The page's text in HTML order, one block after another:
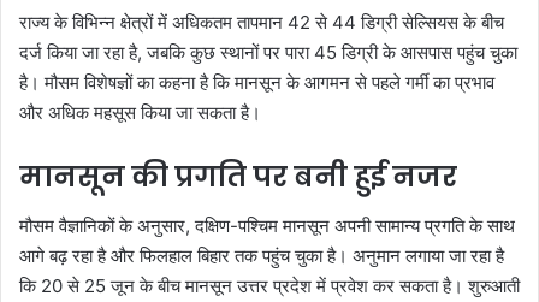
राज्य के विभिन्न क्षेत्रों में अधिकतम तापमान 42 से 44 डिग्री सेल्सियस के बीच
दर्ज किया जा रहा है, जबकि कुछ स्थानों पर पारा 45 डिग्री के आसपास पहुंच चुका
है। मौसम विशेषज्ञों का कहना है कि मानसून के आगमन से पहले गर्मी का प्रभाव
और अधिक महसूस किया जा सकता है।
मानसून की प्रगति पर बनी हुई नजर
मौसम वैज्ञानिकों के अनुसार, दक्षिण-पश्चिम मानसून अपनी सामान्य प्रगति के साथ
आगे बढ़ रहा है और फिलहाल बिहार तक पहुंच चुका है। अनुमान लगाया जा रहा है
कि 20 से 25 जून के बीच मानसून उत्तर प्रदेश में प्रवेश कर सकता है। शुरुआती